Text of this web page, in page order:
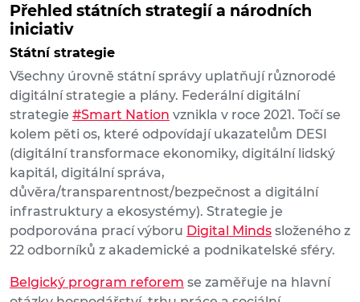
Přehled státních strategií a národních
iniciativ
Státní strategie
Všechny úrovně státní správy uplatňují různorodé
digitální strategie a plány. Federální digitální
strategie #Smart Nation vznikla v roce 2021. Točí se
kolem pěti os, které odpovídají ukazatelům DESI
(digitální transformace ekonomiky, digitální lidský
kapitál, digitální správa,
důvěra/transparentnost/bezpečnost a digitální
infrastruktury a ekosystémy). Strategie je
podporována prací výboru Digital Minds složeného z
22 odborníků z akademické a podnikatelské sféry.
Belgický program reforem se zaměřuje na hlavní